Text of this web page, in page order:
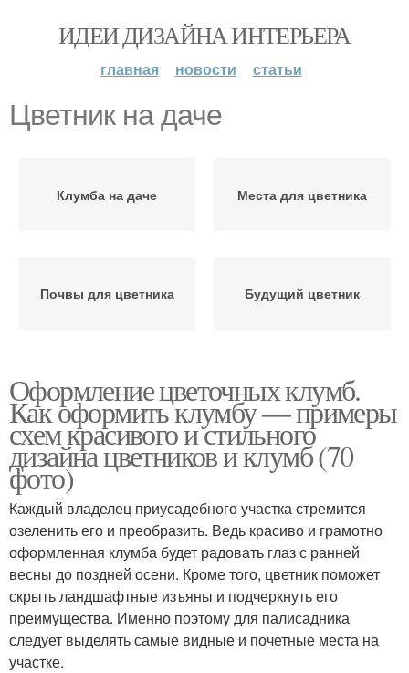
ИДЕИ ДИЗАЙНА ИНТЕРЬЕРА
главная новости статьи
Цветник на даче
Клумба на даче Места для цветника
Почвы для цветника Будущий цветник
Оформление цветочных клумб.
Как оформить клумбу — примеры
схем красивого и стильного
дизайна цветников и клумб (70
фото)
Каждый владелец приусадебного участка стремится
озеленить его и преобразить. Ведь красиво и грамотно
оформленная клумба будет радовать глаз с ранней
весны до поздней осени. Кроме того, цветник поможет
скрыть ландшафтные изъяны и подчеркнуть его
преимущества. Именно поэтому для палисадника
следует выделять самые видные и почетные места на
участке.